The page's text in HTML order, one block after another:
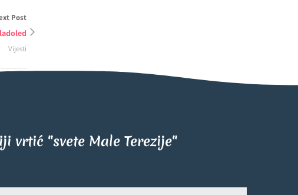
Post
Vijesti
vrtić "svete Male Terezije"